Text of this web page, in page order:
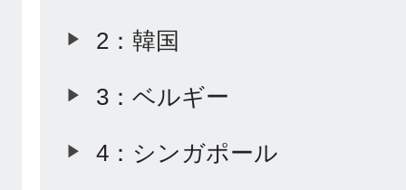
2：韓国
3：ベルギー
4：シンガポール